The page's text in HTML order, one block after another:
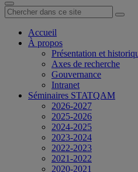
Accueil
À propos
Présentation et
Axes de recherche
Gouvernance
Intranet
Séminaires STATQAM
2026-2027
2025-2026
2024-2025
2023-2024
2022-2023
2021-2022
2020-2021